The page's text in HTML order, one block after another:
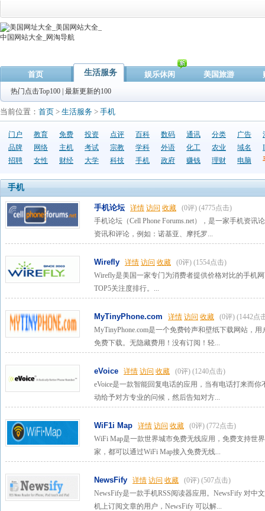
首页 生活服务 娱乐休闲 美国旅游
热门点击Top100 最新更新的100
当前位置： 首页 > 生活服务 > 手机
门户 教育 免费 投资 点评 百科 数码 通讯 分类 广告
品牌
网络 主机 考试 宗教 学科 外语 化工 农业 域名
招聘
女性 财经 大学 科技 手机 政府 赚钱 理财 电脑
手机
手机论坛 详情 访问 收藏 (0评) (4775点击)
手机论坛（Cell Phone Forums.net），是一家手机资
资讯和评论，例如：诺基亚、摩托罗...
Wirefly 详情 访问 收藏 (0评) (1554点击)
Wirefly是美国一家专门为消费者提供价格对比的手机
TOP5关注度排行。...
MyTinyPhone.com 详情 访问 收藏 (0评) (1442点
MyTinyPhone.com是一个免费铃声和壁纸下载网站，
免费下载。无隐藏费用！没有订阅！轻...
eVoice 详情 访问 收藏 (0评) (1240点击)
eVoice是一款智能回复电话的应用，当有电话打来而
动给予对方专业的问候，然后告知对方...
WiF1i Map 详情 访问 收藏 (0评) (772点击)
WiFi Map是一款世界城市免费无线应用，免费支持世
家，都可以通过WiFi Map接入免费无线...
NewsFify 详情 访问 收藏 (0评) (507点击)
NewsFify是一款手机RSS阅读器应用。NewsFify 对中
机上订阅文章的用户，NewsFify 可以解...